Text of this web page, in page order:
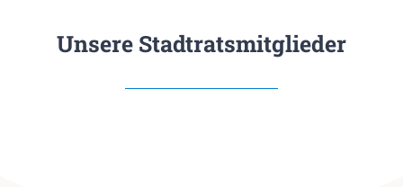
Unsere Stadtratsmitglieder